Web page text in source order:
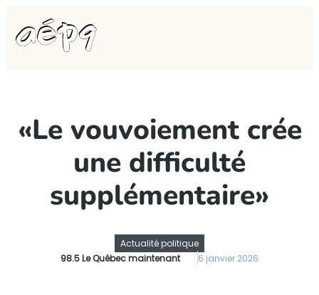
«Le vouvoiement crée
une difficulté
supplémentaire»
Actualité politique
98.5 Le Québec maintenant
6 janvier 2026